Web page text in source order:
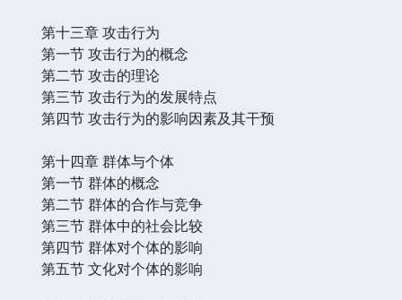
第十三章 攻击行为
第一节 攻击行为的概念
第二节 攻击的理论
第三节 攻击行为的发展特点
第四节 攻击行为的影响因素及其干预
第十四章 群体与个体
第一节 群体的概念
第二节 群体的合作与竞争
第三节 群体中的社会比较
第四节 群体对个体的影响
第五节 文化对个体的影响